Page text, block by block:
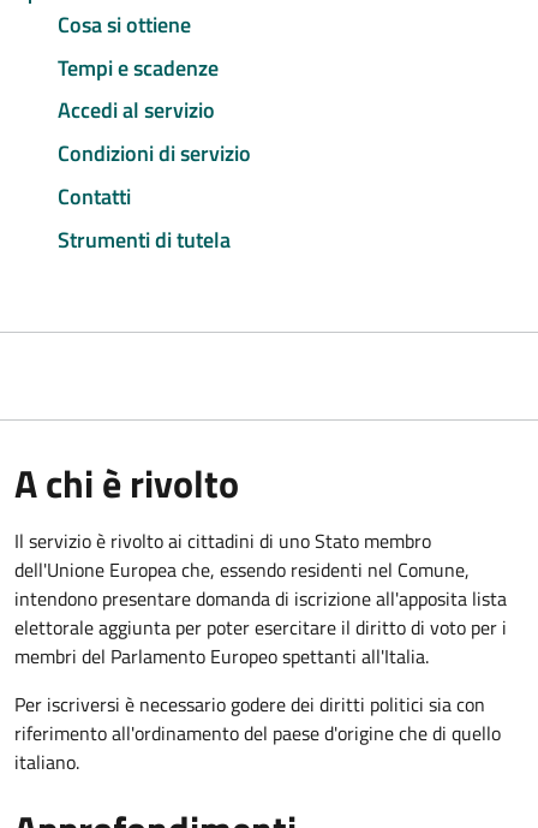
Cosa si ottiene
Tempi e scadenze
Accedi al servizio
Condizioni di servizio
Contatti
Strumenti di tutela
A chi è rivolto
Il servizio è rivolto ai cittadini di uno Stato membro
dell'Unione Europea che, essendo residenti nel Comune,
intendono presentare domanda di iscrizione all'apposita lista
elettorale aggiunta per poter esercitare il diritto di voto per i
membri del Parlamento Europeo spettanti all'Italia.
Per iscriversi è necessario godere dei diritti politici sia con
riferimento all'ordinamento del paese d'origine che di quello
italiano.